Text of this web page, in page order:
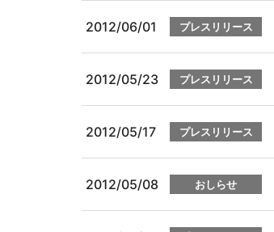
2012/06/01 プレスリリース
2012/05/23 プレスリリース
2012/05/17 プレスリリース
2012/05/08 おしらせ